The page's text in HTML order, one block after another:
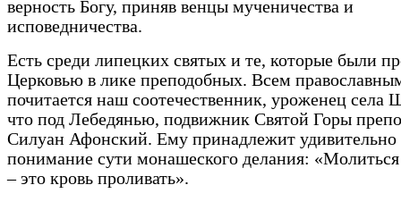
верность Богу, приняв венцы мученичества и
исповедничества.
Есть среди липецких святых и те, которые были
Церковью в лике преподобных. Всем
почитается наш соотечественник, уроженец села
что под Лебедянью, подвижник Святой Горы
Силуан Афонский. Ему принадлежит удивительно
понимание сути монашеского делания:
– это кровь проливать».